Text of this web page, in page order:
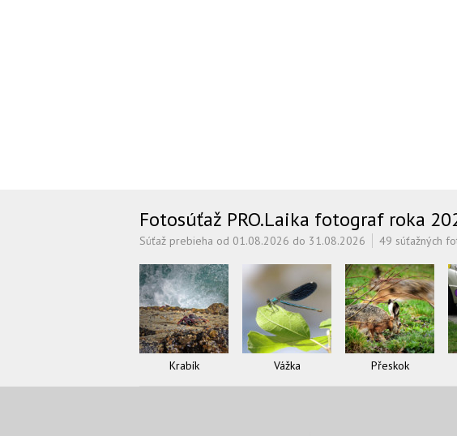
Fotosúťaž PRO.Laika fotograf roka
Súťaž prebieha od 01.08.2026 do 31.08.2026 49 súťažných
Krabík Vážka Přeskok